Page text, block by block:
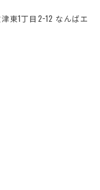
東1丁目2−12 なんばエ